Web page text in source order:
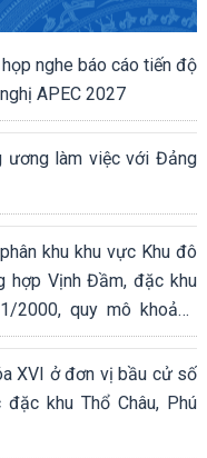
nghe báo cáo tiến độ
APEC 2027
ương làm việc với Đảng
khu khu vực Khu đô
hợp Vịnh Đầm, đặc khu
2000, quy mô khoảng
XVI ở đơn vị bầu cử số
khu Thổ Châu, Phú